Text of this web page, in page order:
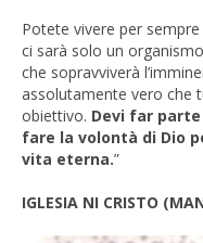
Potete vivere per sempre
ci sarà solo un
che sopravviverà
assolutamente vero che
obiettivo. Devi far
fare la volontà di Dio
vita eterna.”
IGLESIA NI CRISTO